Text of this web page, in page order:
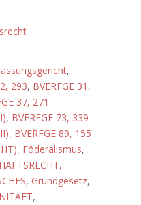
,
293, BVERFGE 31,
37, 271
, BVERFGE 73, 339
, BVERFGE 89, 155
, Föderalismus,
, Grundgesetz,
,